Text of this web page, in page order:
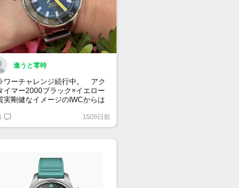
逢うと零時
ワーチャレンジ続行中。 アク
イマー2000ブラック×イエロー
実剛健なイメージのIWCからは
群です。
1509日前